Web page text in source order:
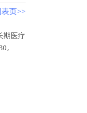
页>>
期医疗
。